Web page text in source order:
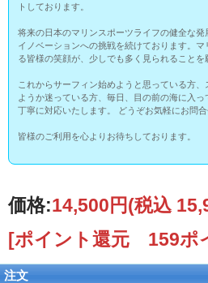
トしております。
将来の日本のマリンスポーツライフの健全な
イノベーションへの挑戦を続けております。
る皆様の笑顔が、少しでも多く見られることを
これからサーフィン始めようと思っている方
ようか迷っている方、毎日、目の前の海に入
丁寧に対応いたします。 どうぞお気軽にお問
皆様のご利用を心よりお待ちしております。
価格:14,500円(税込
[ポイント還元 159ポ
注文